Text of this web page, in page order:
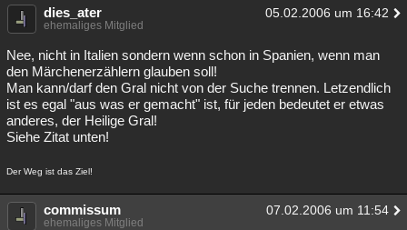
Musik Clash Allmystery English
Besucht Teilgenommen Alle
Lesenswert Schlüsselwörter
dies_ater 05.02.2006 um 16:42
ehemaliges Mitglied
Nee, nicht in Italien sondern wenn schon in Spanien, wenn man
den Märchenerzählern glauben soll!
Man kann/darf den Gral nicht von der Suche trennen. Letzendlich
ist es egal "aus was er gemacht" ist, für jeden bedeutet er etwas
anderes, der Heilige Gral!
Siehe Zitat unten!
Der Weg ist das Ziel!
commissum 07.02.2006 um 11:54
ehemaliges Mitglied